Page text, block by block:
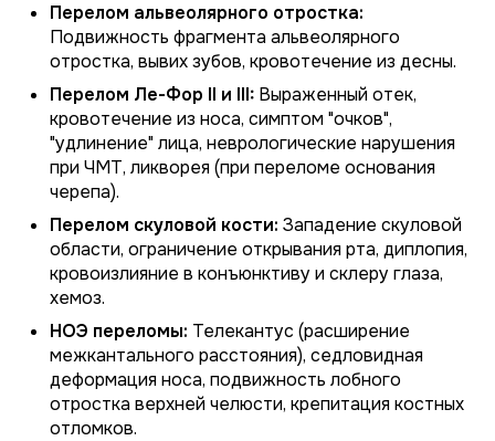
Перелом альвеолярного отростка:
Подвижность фрагмента альвеолярного
отростка, вывих зубов, кровотечение из десны.
Перелом Ле-Фор II и III: Выраженный отек,
кровотечение из носа, симптом "очков",
"удлинение" лица, неврологические нарушения
при ЧМТ, ликворея (при переломе основания
черепа).
Перелом скуловой кости: Западение скуловой
области, ограничение открывания рта, диплопия,
кровоизлияние в конъюнктиву и склеру глаза,
хемоз.
НОЭ переломы: Телекантус (расширение
межкантального расстояния), седловидная
деформация носа, подвижность лобного
отростка верхней челюсти, крепитация костных
отломков.